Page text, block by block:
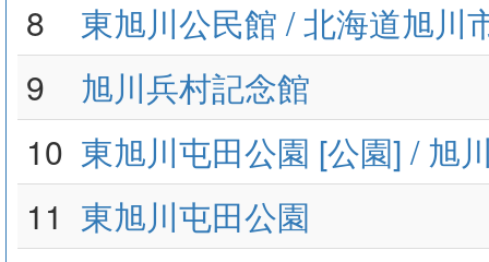
8
東旭川公民館 / 北海道旭川
9
旭川兵村記念館
10 東旭川屯田公園 [公園] / 旭
11 東旭川屯田公園